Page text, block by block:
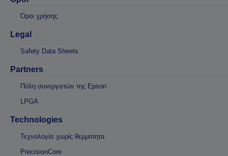
Όροι χρήσης
Legal
Safety Data Sheets
Partners
Πύλη συνεργατών της Epson
LPGA
Technologies
Τεχνολογία χωρίς θερμότητα
PrecisionCore